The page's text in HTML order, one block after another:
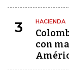
3 HACIENDA
con